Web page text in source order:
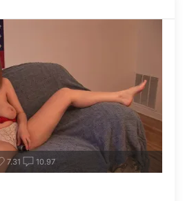
7.31 10.97